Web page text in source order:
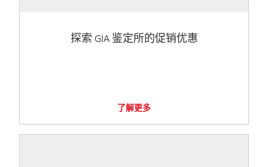
探索 GIA 鉴定所的促销优惠
了解更多